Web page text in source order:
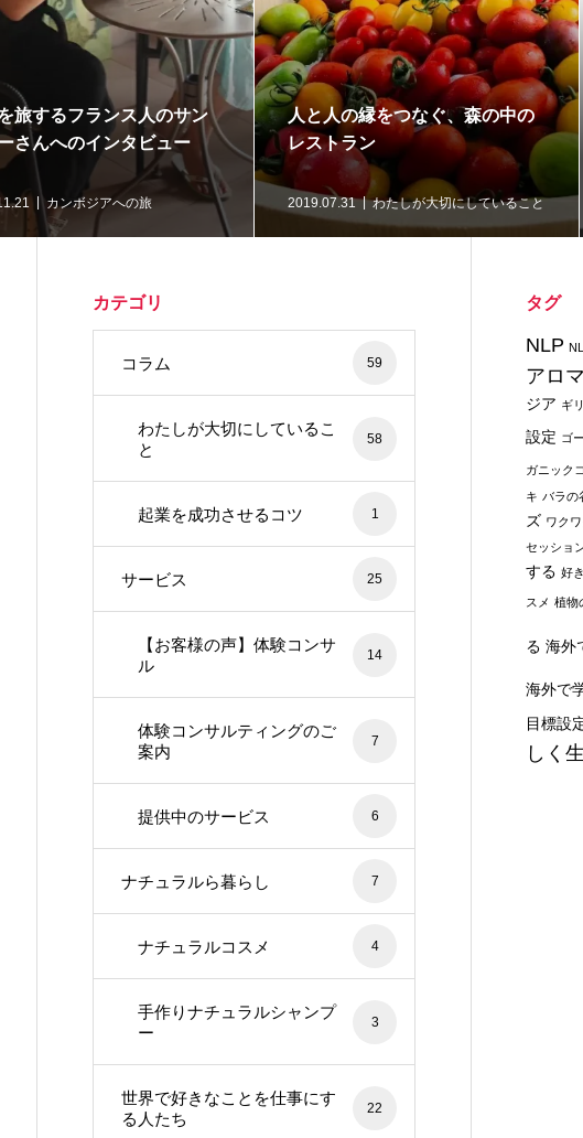
旅するフランス人のサン
さんへのインタビュー
カンボジアへの旅
人と人の縁をつなぐ、森の中の
レストラン
2019.07.31 わたしが大切にしていること
カテゴリ
コラム 59
わたしが大切にしているこ
と
58
起業を成功させるコツ 1
サービス 25
【お客様の声】体験コンサ
ル
14
体験コンサルティングのご
案内
7
提供中のサービス 6
ナチュラルら暮らし 7
ナチュラルコスメ 4
手作りナチュラルシャンプ
ー
3
世界で好きなことを仕事にす
る人たち
22
タグ
NLP
アロ
ジア ギ
設定 ゴ
ガニック
キ バラの
ズ ワクワ
セッショ
する 好
スメ 植物
る 海外
海外で
目標設
しく